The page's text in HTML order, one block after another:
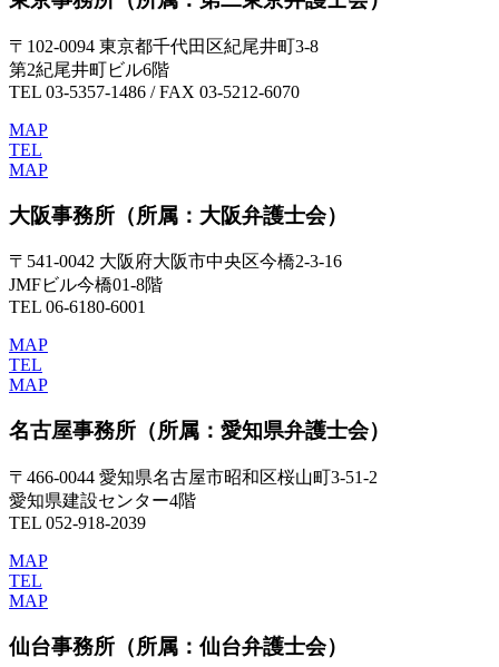
〒102-0094 東京都千代田区紀尾井町3-8
第2紀尾井町ビル6階
TEL 03-5357-1486 / FAX 03-5212-6070
MAP
TEL
MAP
大阪事務所 （所属：大阪弁護士会）
〒541-0042 大阪府大阪市中央区今橋2-3-16
JMFビル今橋01-8階
TEL 06-6180-6001
MAP
TEL
MAP
名古屋事務所 （所属：愛知県弁護士会）
〒466-0044 愛知県名古屋市昭和区桜山町3-51-2
愛知県建設センター4階
TEL 052-918-2039
MAP
TEL
MAP
仙台事務所 （所属：仙台弁護士会）